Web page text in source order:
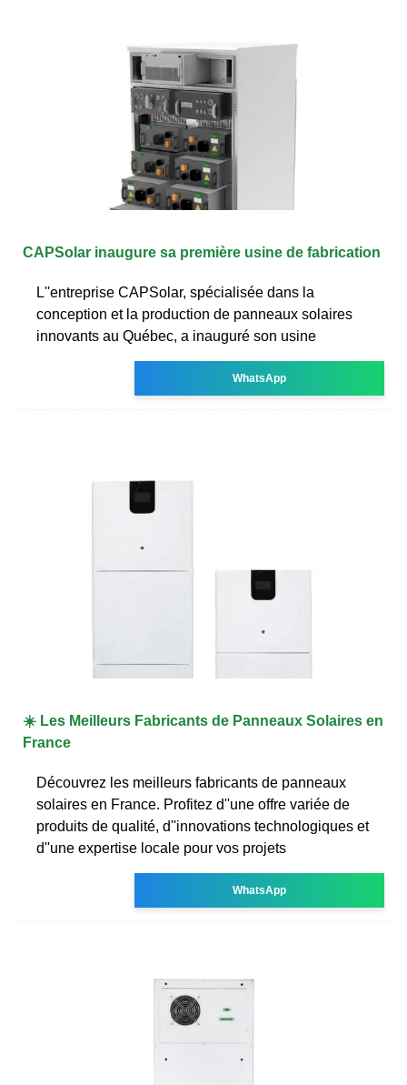
CAPSolar inaugure sa première usine de fabrication
L''entreprise CAPSolar, spécialisée dans la
conception et la production de panneaux solaires
innovants au Québec, a inauguré son usine
WhatsApp
☀️ Les Meilleurs Fabricants de Panneaux Solaires en
France
Découvrez les meilleurs fabricants de panneaux
solaires en France. Profitez d''une offre variée de
produits de qualité, d''innovations technologiques et
d''une expertise locale pour vos projets
WhatsApp